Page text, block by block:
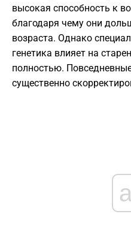
высокая способность к
благодаря чему они
возраста. Однако
генетика влияет на
полностью.
существенно